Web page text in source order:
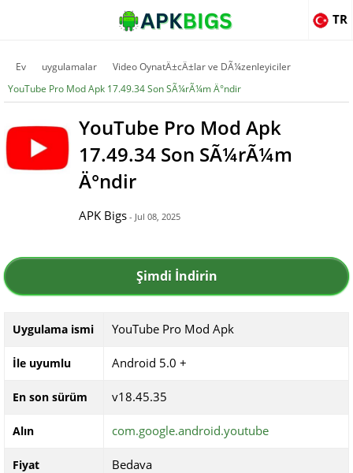
TR
Ev uygulamalar
Video OynatÄ±cÄ±lar ve DÃ¼zenleyiciler
YouTube Pro Mod Apk 17.49.34 Son SÃ¼rÃ¼m Ä°ndir
YouTube Pro Mod Apk
17.49.34 Son SÃ¼rÃ¼m
Ä°ndir
APK Bigs - Jul 08, 2025
Şimdi İndirin
Uygulama ismi YouTube Pro Mod Apk
İle uyumlu Android 5.0 +
En son sürüm v18.45.35
Alın com.google.android.youtube
Fiyat Bedava